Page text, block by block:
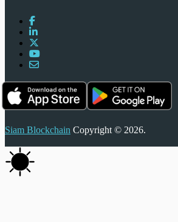
Siam Blockchain Copyright © 2026.